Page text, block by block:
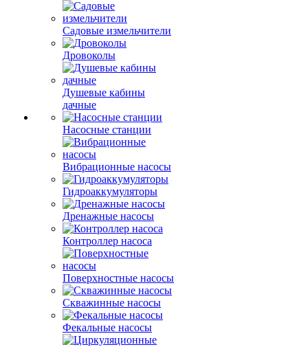
Садовые измельчители
Дровоколы
Душевые кабины
дачные
Насосные станции
Вибрационные насосы
Гидроаккумуляторы
Дренажные насосы
Контроллер насоса
Поверхностные насосы
Скважинные насосы
Фекальные насосы